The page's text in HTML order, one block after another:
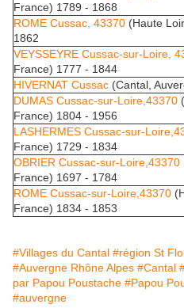
France) 1789 - 1868
ROME Cussac, 43370 (Haute
1862
VEYSSEYRE Cussac-sur-Loire,
France) 1777 - 1844
HIVERNAT Cussac (Cantal,
DUMAS Cussac-sur-Loire,43370
France) 1804 - 1956
LASHERMES Cussac-sur-
France) 1729 - 1834
OBRIER Cussac-sur-Loire,43370
France) 1697 - 1784
ROME Cussac-sur-Loire,43370
France) 1834 - 1853
#Villages du Cantal #région St
#Auvergne Rhône Alpes #Cantal
par Papou Poustache #Papou
#auvergne